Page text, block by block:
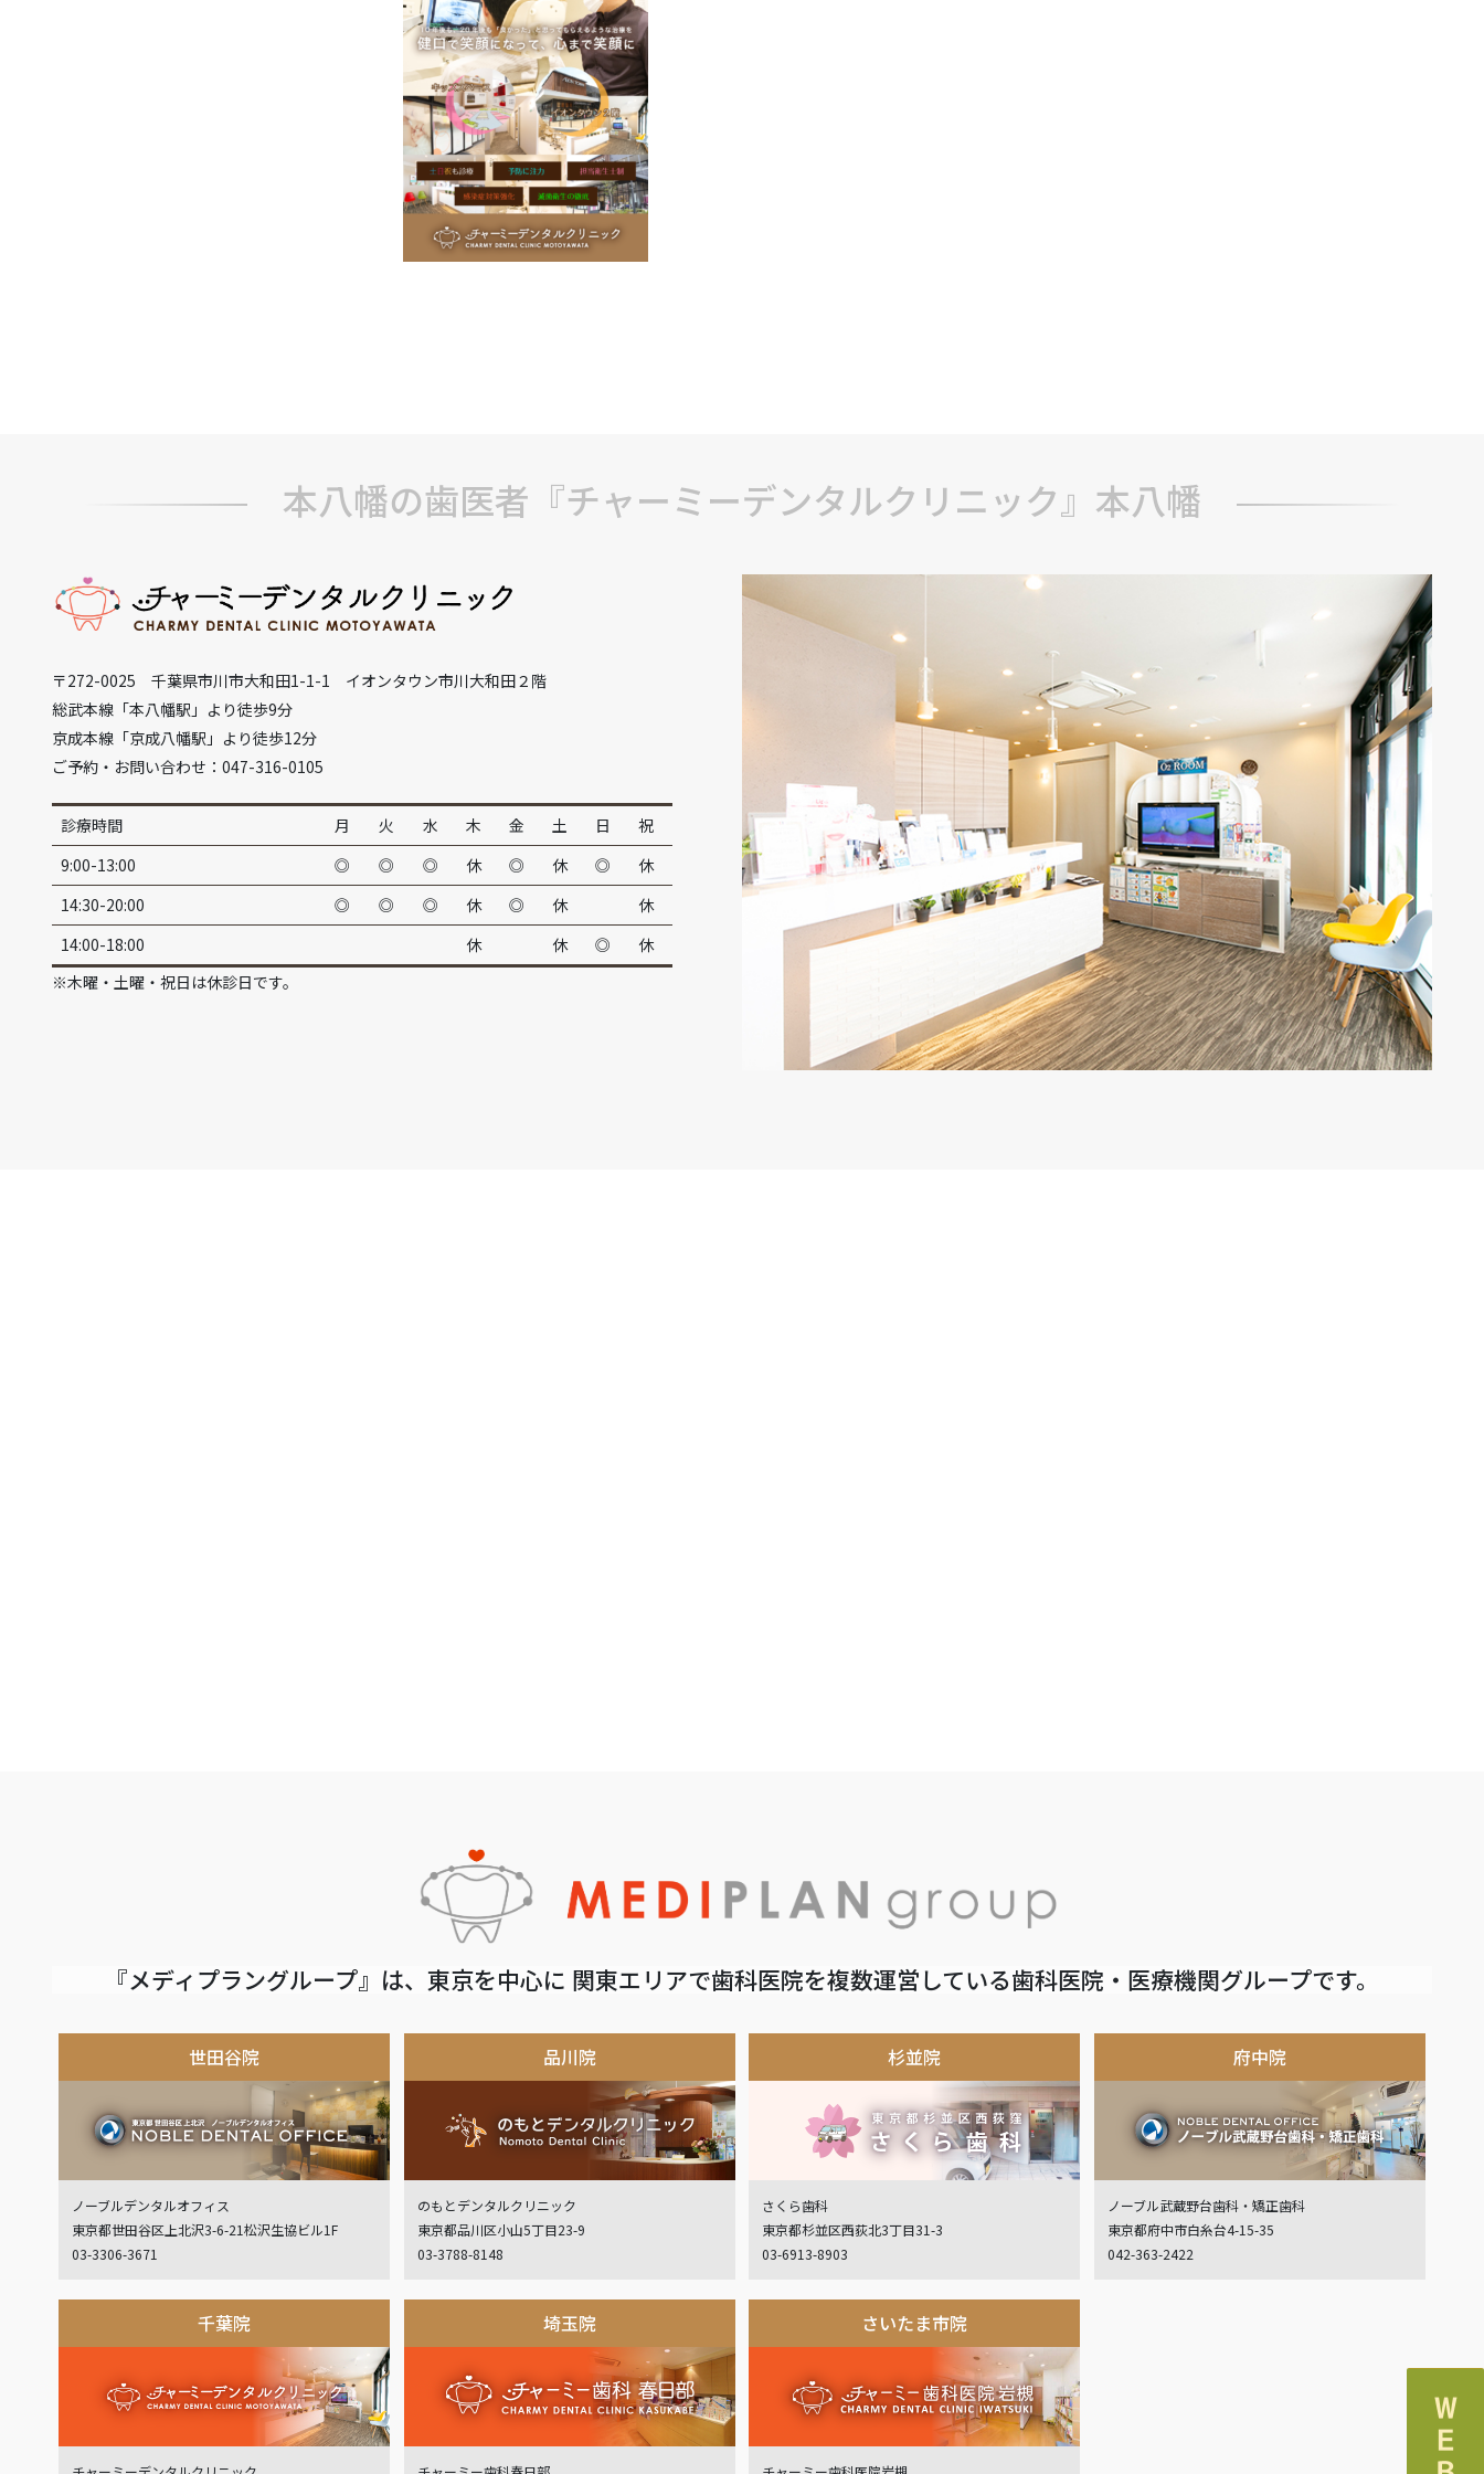
本八幡の歯医者『チャーミーデンタルクリニック』本八幡
〒272-0025 千葉県市川市大和田1-1-1 イオンタウン市川大和田２階
総武本線「本八幡駅」より徒歩9分
京成本線「京成八幡駅」より徒歩12分
ご予約・お問い合わせ：047-316-0105
診療時間 月 火 水 木 金 土 日
祝
9:00-13:00
◎ ◎ ◎ 休 ◎ 休 ◎
休
14:30-20:00
◎ ◎ ◎ 休 ◎ 休
休
14:00-18:00
休 休 ◎
休
※木曜・土曜・祝日は休診日です。
『メディプラングループ』は、東京を中心に 関東エリアで歯科医院を複数運営している歯科医院・医療機関グループです。
世田谷院
ノーブルデンタルオフィス
東京都世田谷区上北沢3-6-21松沢生協ビル1F
03-3306-3671
品川院
のもとデンタルクリニック
東京都品川区小山5丁目23-9
03-3788-8148
杉並院
さくら歯科
東京都杉並区西荻北3丁目31-3
03-6913-8903
府中院
ノーブル武蔵野台歯科・矯正歯科
東京都府中市白糸台4-15-35
042-363-2422
千葉院 埼玉院 さいたま市院